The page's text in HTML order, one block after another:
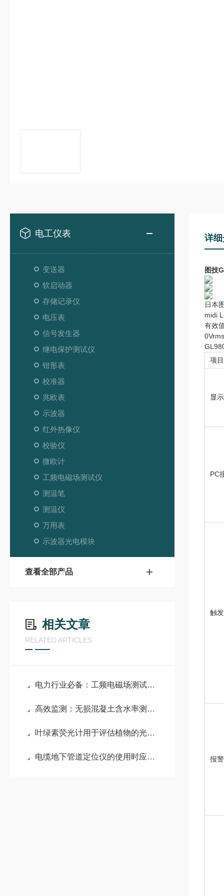
电工仪表
变送器
软启动器
存储记录仪
电压表
信号发生器
继电保护测试仪
钳形表
校准器
兆欧表
示波器
红外热像仪
校验仪
微欧计
工频电磁场测试仪
测温笔
测温仪
万用表
示波器光电模块
查看全部产品
相关文章
RELATED ARTICLES
电力行业必备：工频电磁场测试仪的作用解析
高效监测：无损混凝土含水率测试仪全解析
叶绿素荧光计用于评估植物的光合活性、光合效率和抗逆性
电缆地下管道定位仪的使用时应注意什么？
详
图技
日本
midi
有效
项目
显
PC
触
报